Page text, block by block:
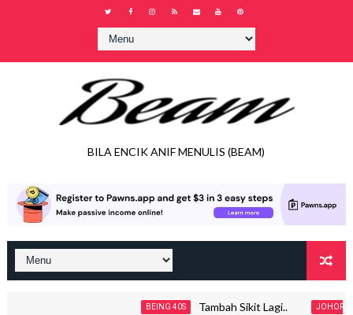
BILA ENCIK ANIF MENULIS (BEAM)
BEING 40S Tambah Sikit Lagi.. JOHOR